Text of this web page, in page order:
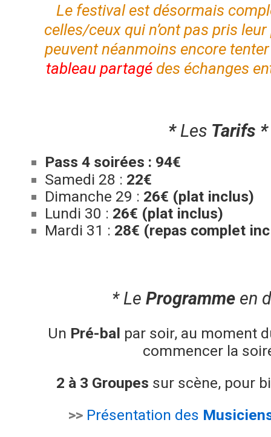
Le festival est désormais
celles/ceux qui n’ont pas pris
peuvent néanmoins encore
tableau partagé des échanges
*Les Tarifs *
Pass 4 soirées : 94€
Samedi 28 : 22€
Dimanche 29 : 26€ (plat inclus)
Lundi 30 : 26€ (plat inclus)
Mardi 31 : 28€ (repas complet
* Le Programme en
Un Pré-bal par soir, au moment
commencer la
2 à 3 Groupes sur scène, pour
>> Présentation des